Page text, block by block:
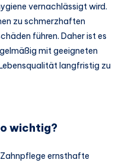
vernachlässigt wird.
zu schmerzhaften
führen. Daher ist es
mit geeigneten
langfristig zu
wichtig?
Zahnpflege ernsthafte